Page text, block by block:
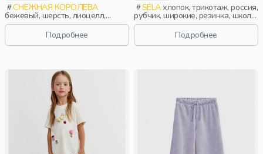
СНЕЖНАЯ КОРОЛЕВА
бежевый, шерсть, лиоцелл,
полиамид, зима, осень, россия,
прямые, свободные, девочки,
Подробнее
SELAхлопок, трикотаж, россия,
рубчик, широкие, резинка, школа,
пояс, высокая посадка,
эластичные, девочки, дети
Подробнее